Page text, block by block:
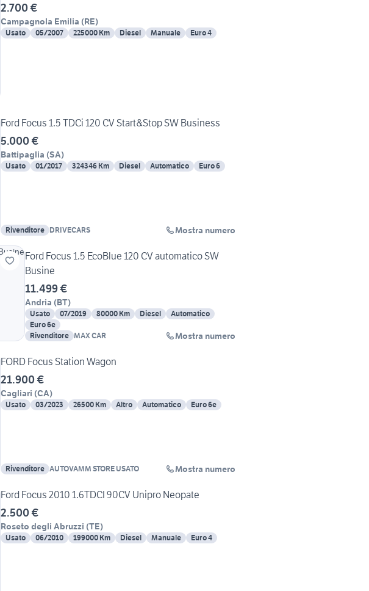
2.700 €
Campagnola Emilia (RE)
Usato 05/2007 225000 Km Diesel Manuale Euro 4
Ford Focus 1.5 TDCi 120 CV Start&Stop SW Business
5.000 €
Battipaglia (SA)
Usato 01/2017 324346 Km Diesel Automatico Euro 6
Rivenditore DRIVECARS Mostra numero
Ford Focus 1.5 EcoBlue 120 CV automatico SW
Busine
11.499 €
Andria (BT)
Usato 07/2019 80000 Km Diesel
Automatico
Euro 6e
Rivenditore MAX CAR Mostra numero
FORD Focus Station Wagon
21.900 €
Cagliari (CA)
Usato 03/2023 26500 Km Altro Automatico Euro 6e
Rivenditore AUTOVAMM STORE USATO Mostra numero
Ford Focus 2010 1.6TDCI 90CV Unipro Neopate
2.500 €
Roseto degli Abruzzi (TE)
Usato 06/2010 199000 Km Diesel Manuale Euro 4